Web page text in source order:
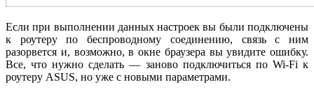
Если при выполнении данных настроек вы были подключены
к роутеру по беспроводному соединению, связь с ним
разорвется и, возможно, в окне браузера вы увидите ошибку.
Все, что нужно сделать — заново подключиться по Wi-Fi к
роутеру ASUS, но уже с новыми параметрами.